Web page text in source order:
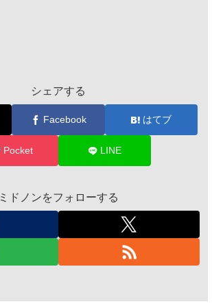
シェアする
Facebook はてブ
Pocket LINE
ミドノンをフォローする